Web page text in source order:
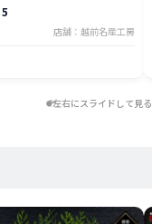
5
店舗：越前名産工房
左右にスライドして見る